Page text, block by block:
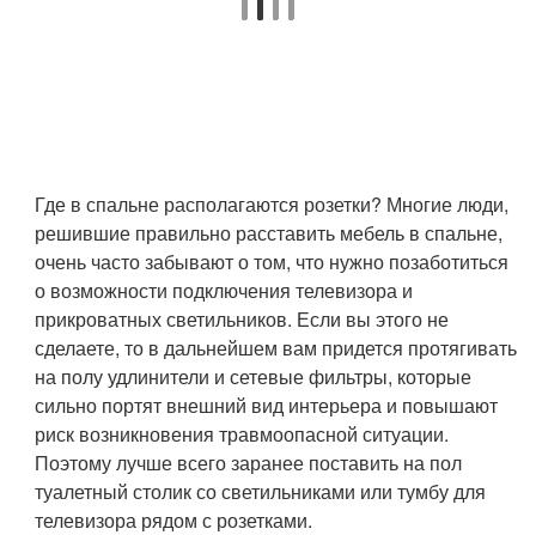
Где в спальне располагаются розетки? Многие люди,
решившие правильно расставить мебель в спальне,
очень часто забывают о том, что нужно позаботиться
о возможности подключения телевизора и
прикроватных светильников. Если вы этого не
сделаете, то в дальнейшем вам придется протягивать
на полу удлинители и сетевые фильтры, которые
сильно портят внешний вид интерьера и повышают
риск возникновения травмоопасной ситуации.
Поэтому лучше всего заранее поставить на пол
туалетный столик со светильниками или тумбу для
телевизора рядом с розетками.